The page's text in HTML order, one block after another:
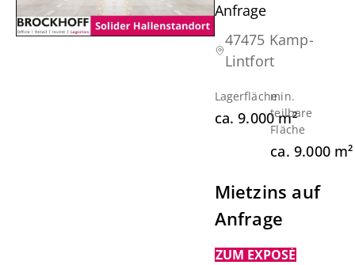
Anfrage
47475 Kamp-
Lintfort
Lagerfläche
ca. 9.000 m²
min.
teilbare
Fläche
ca. 9.000 m²
Mietzins auf
Anfrage
ZUM EXPOSÉ